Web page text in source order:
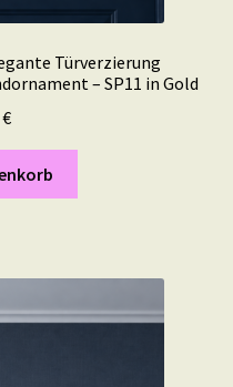
Türverzierung
– SP11 in Gold
€